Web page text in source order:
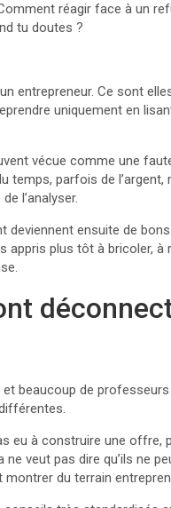
réagir face à un
tu doutes ?
entrepreneur. Ce sont
uniquement en
vécue comme une
temps, parfois de l’argent,
l’analyser.
deviennent ensuite de
appris plus tôt à bricoler, à
et beaucoup de
eu à construire une offre,
veut pas dire qu’ils ne
montrer du terrain